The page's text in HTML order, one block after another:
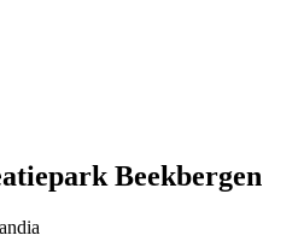
Beekbergen